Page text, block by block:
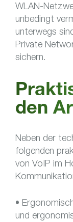
WLAN-
unbedingt
unterwegs
Private
sichern.
den
Neben der
folgenden
von VoIP im
•
und